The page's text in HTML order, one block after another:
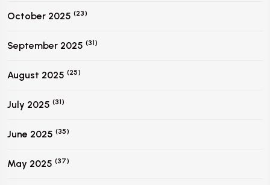
October 2025 (23)
September 2025 (31)
August 2025 (25)
July 2025 (31)
June 2025 (35)
May 2025 (37)